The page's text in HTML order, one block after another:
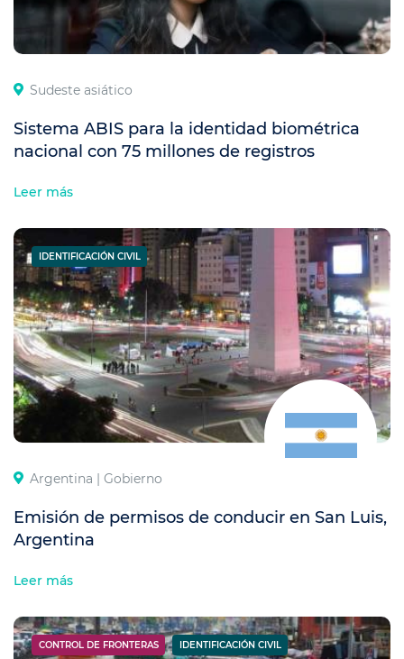
Sudeste asiático
Sistema ABIS para la identidad biométrica
nacional con 75 millones de registros
Leer más
IDENTIFICACIÓN CIVIL
Argentina | Gobierno
Emisión de permisos de conducir en San Luis,
Argentina
Leer más
CONTROL DE FRONTERAS IDENTIFICACIÓN CIVIL